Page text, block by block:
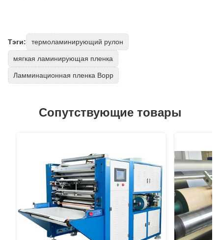
Тэги: термоламинирующий рулон
мягкая ламинирующая пленка
Ламминационная пленка Bopp
Сопутствующие товары